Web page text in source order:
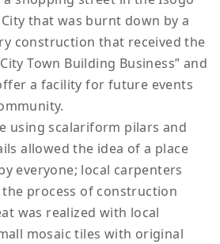
that was burnt down by a
construction that received the
Town Building Business” and
a facility for future events
using scalariform pilars and
allowed the idea of a place
everyone; local carpenters
process of construction
was realized with local
mosaic tiles with original